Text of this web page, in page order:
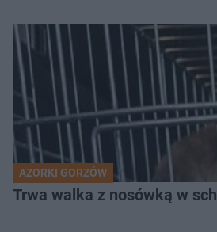
AZORKI GORZÓW
Trwa walka z nosówką w